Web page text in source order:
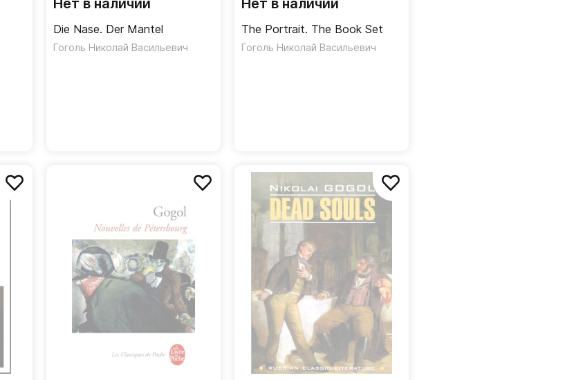
Нет в наличии
Die Nase. Der Mantel
Гоголь Николай Васильевич
Нет в наличии
The Portrait. The Book Set
Гоголь Николай Васильевич